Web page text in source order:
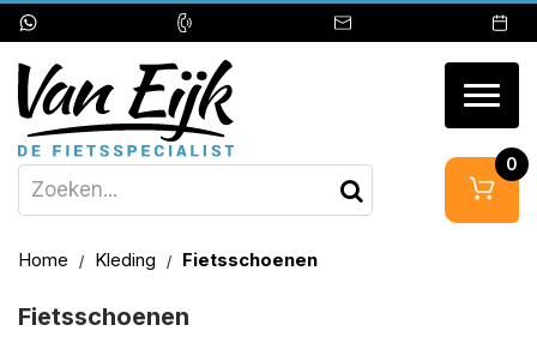
0
Home Kleding Fietsschoenen
Fietsschoenen